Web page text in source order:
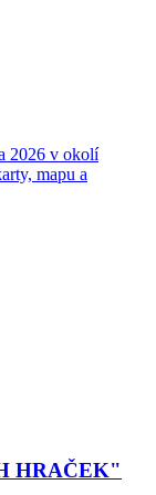
2026 v okolí
mapu a
HRAČEK"